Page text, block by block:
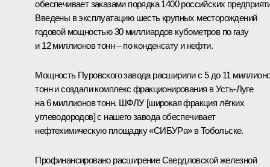
обеспечивает заказами порядка 1400 российских
Введены в эксплуатацию шесть крупных месторождений
годовой мощностью 30 миллиардов кубометров по газу
и 12 миллионов тонн – по конденсату и нефти.
Мощность Пуровского завода расширили с 5 до 11
тонн и создали комплекс фракционирования в Усть-Луге
на 6 миллионов тонн. ШФЛУ [широкая фракция лёгких
углеводородов] с нашего завода обеспечивает
нефтехимическую площадку «СИБУРа» в Тобольске.
Профинансировано расширение Свердловской железной